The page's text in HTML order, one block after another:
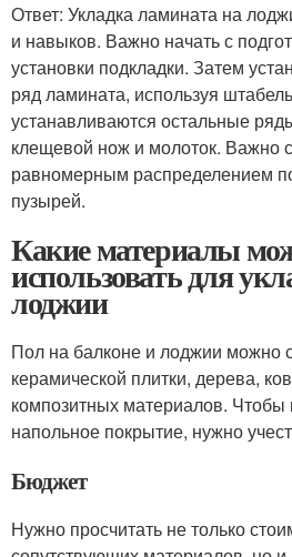
Ответ: Укладка ламината на
и навыков. Важно начать с
установки подкладки. Затем
ряд ламината, используя
устанавливаются остальные
клещевой нож и молоток. Важно
равномерным распределением
пузырей.
Какие материалы
использовать для
лоджии
Пол на балконе и лоджии можно
керамической плитки, дерева,
композитных материалов.
напольное покрытие, нужно
Бюджет
Нужно просчитать не только